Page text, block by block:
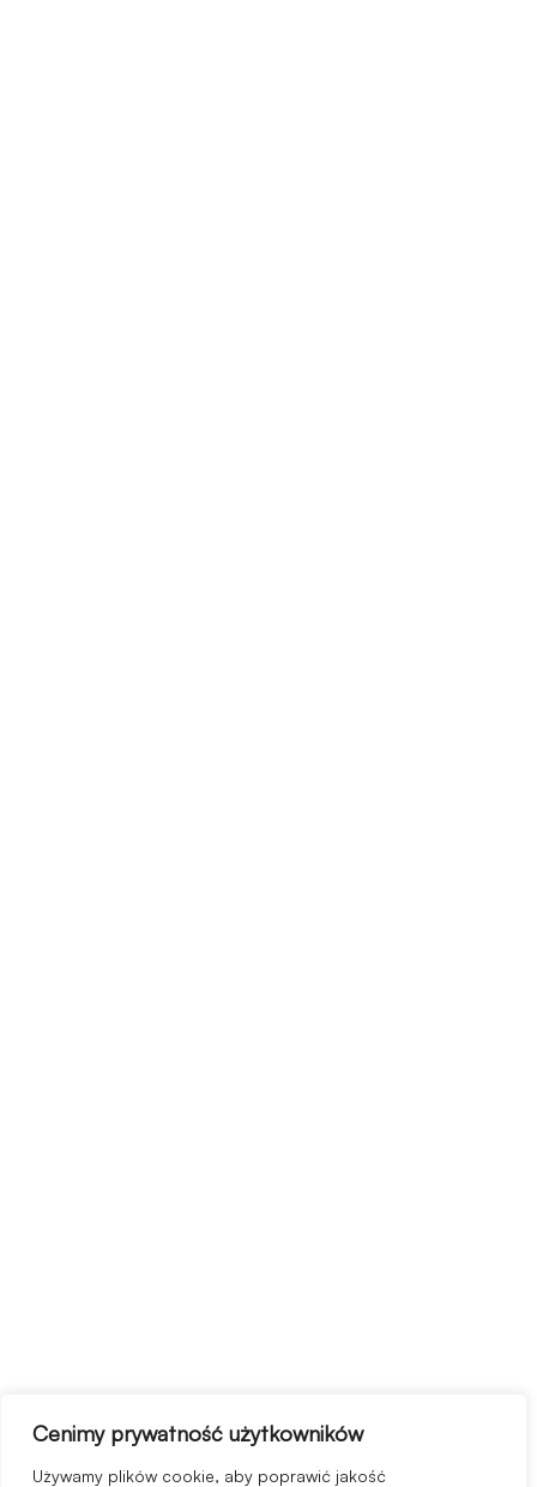
Cenimy prywatność użytkowników
Używamy plików cookie, aby poprawić jakość